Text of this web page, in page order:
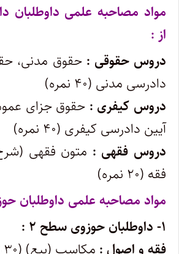
مواد مصاحبه علمی داوطلبان
از :
دروس حقوقی :حقوق مدنی،
دادرسی مدنی (۴۰ نمره)
دروس کیفری : حقوق جزای
آیین دادرسی کیفری (۴۰ نمره)
دروس فقهی : متون فقهی
فقه (۲۰ نمره)
مواد مصاحبه علمی داوطلبان
۱- داوطلبان حوزوی سطح ۲ :
فقه و اصول : مکاسب (بیع) (۳۰ نمره)